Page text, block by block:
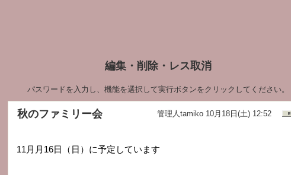
編集・削除・レス取消
パスワードを入力し、機能を選択して実行ボタンをクリックしてください。
秋のファミリー会 管理人tamiko 10月18日(土) 12:52
11月月16日（日）に予定しています